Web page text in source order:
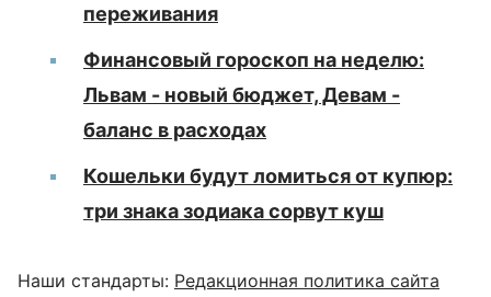
переживания
Финансовый гороскоп на неделю:
Львам - новый бюджет, Девам -
баланс в расходах
Кошельки будут ломиться от купюр:
три знака зодиака сорвут куш
Наши стандарты: Редакционная политика сайта